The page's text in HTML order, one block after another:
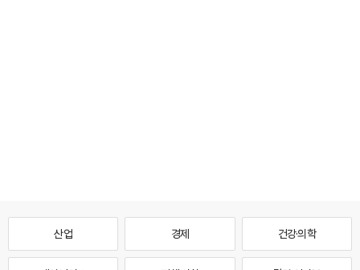
산업 경제 건강·의학